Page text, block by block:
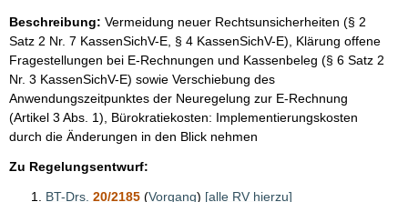
Beschreibung: Vermeidung neuer Rechtsunsicherheiten (§ 2
Satz 2 Nr. 7 KassenSichV-E, § 4 KassenSichV-E), Klärung offene
Fragestellungen bei E-Rechnungen und Kassenbeleg (§ 6 Satz 2
Nr. 3 KassenSichV-E) sowie Verschiebung des
Anwendungszeitpunktes der Neuregelung zur E-Rechnung
(Artikel 3 Abs. 1), Bürokratiekosten: Implementierungskosten
durch die Änderungen in den Blick nehmen
Zu Regelungsentwurf:
BT-Drs. 20/2185 (Vorgang) [alle RV hierzu]